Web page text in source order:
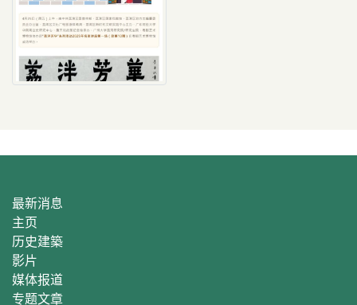
最新消息
主页
历史建築
影片
媒体报道
专题文章